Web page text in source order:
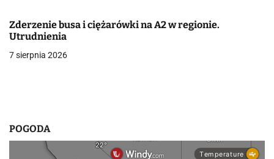
p
i
Zderzenie busa i ciężarówki na A2 w regionie.
Utrudnienia
7 sierpnia 2026
POGODA